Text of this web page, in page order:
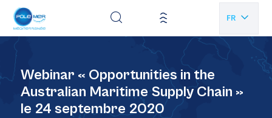
FR
EN
Webinar « Opportunities in the
Australian Maritime Supply Chain »
le 24 septembre 2020
Panneau de gestion des cookies